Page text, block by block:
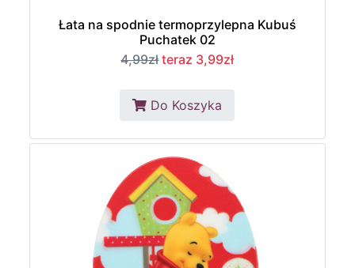
Łata na spodnie termoprzylepna Kubuś
Puchatek 02
4,99zł teraz 3,99zł
Do Koszyka